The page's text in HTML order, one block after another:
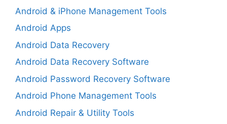
Android & iPhone Management Tools
Android Apps
Android Data Recovery
Android Data Recovery Software
Android Password Recovery Software
Android Phone Management Tools
Android Repair & Utility Tools